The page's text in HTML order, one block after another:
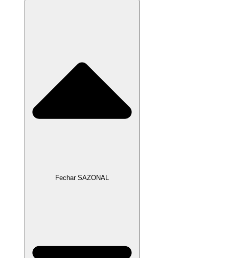
Fechar SAZONAL